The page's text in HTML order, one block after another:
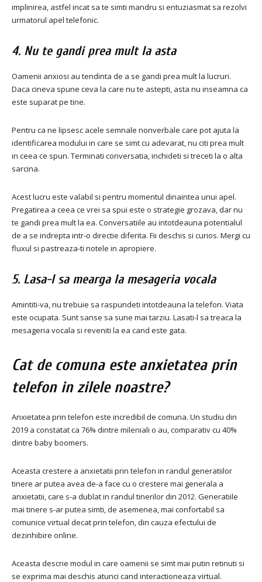
implinirea, astfel incat sa te simti mandru si entuziasmat sa rezolvi
urmatorul apel telefonic.
4. Nu te gandi prea mult la asta
Oamenii anxiosi au tendinta de a se gandi prea mult la lucruri.
Daca cineva spune ceva la care nu te astepti, asta nu inseamna ca
este suparat pe tine.
Pentru ca ne lipsesc acele semnale nonverbale care pot ajuta la
identificarea modului in care se simt cu adevarat, nu citi prea mult
in ceea ce spun. Terminati conversatia, inchideti si treceti la o alta
sarcina.
Acest lucru este valabil si pentru momentul dinaintea unui apel.
Pregatirea a ceea ce vrei sa spui este o strategie grozava, dar nu
te gandi prea mult la ea. Conversatiile au intotdeauna potentialul
de a se indrepta intr-o directie diferita. Fii deschis si curios. Mergi cu
fluxul si pastreaza-ti notele in apropiere.
5. Lasa-l sa mearga la mesageria vocala
Amintiti-va, nu trebuie sa raspundeti intotdeauna la telefon. Viata
este ocupata. Sunt sanse sa sune mai tarziu. Lasati-l sa treaca la
mesageria vocala si reveniti la ea cand este gata.
Cat de comuna este anxietatea prin
telefon in zilele noastre?
Anxietatea prin telefon este incredibil de comuna. Un studiu din
2019 a constatat ca 76% dintre mileniali o au, comparativ cu 40%
dintre baby boomers.
Aceasta crestere a anxietatii prin telefon in randul generatiilor
tinere ar putea avea de-a face cu o crestere mai generala a
anxietatii, care s-a dublat in randul tinerilor din 2012. Generatiile
mai tinere s-ar putea simti, de asemenea, mai confortabil sa
comunice virtual decat prin telefon, din cauza efectului de
dezinhibire online.
Aceasta descrie modul in care oamenii se simt mai putin retinuti si
se exprima mai deschis atunci cand interactioneaza virtual.